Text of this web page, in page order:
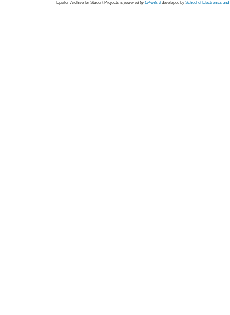
Epsilon Archive for Student Projects is powored byEPrints 3 developed by School of Electronics